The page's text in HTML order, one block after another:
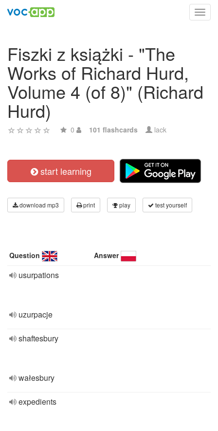
Fiszki z książki - "The
Works of Richard Hurd,
Volume 4 (of 8)" (Richard
Hurd)
0 101 flashcards lack
start learning
download mp3 print play test yourself
Question Answer
usurpations
uzurpacje
shaftesbury
wałesbury
expedients